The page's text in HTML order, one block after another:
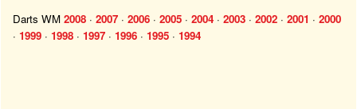
Darts WM 2008 · 2007 · 2006 · 2005 · 2004 · 2003 · 2002 · 2001 · 2000
· 1999 · 1998 · 1997 · 1996 · 1995 · 1994